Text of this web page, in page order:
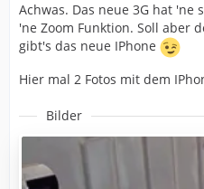
Achwas. Das neue 3G hat 'ne
'ne Zoom Funktion. Soll aber
gibt's das neue IPhone
Hier mal 2 Fotos mit dem
Bilder